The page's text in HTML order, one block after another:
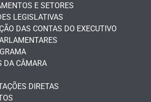
E SETORES
LEGISLATIVAS
DAS CONTAS DO EXECUTIVO
DA CÂMARA
DIRETAS